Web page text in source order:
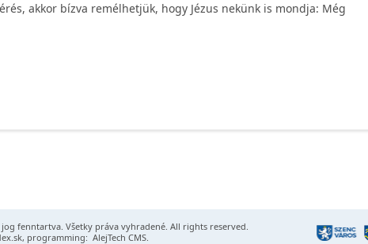
akkor bízva remélhetjük, hogy Jézus nekünk is mondja: Még
fenntartva. Všetky práva vyhradené. All rights reserved.
, programming: AlejTech CMS.